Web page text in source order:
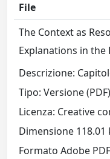
File
The Context as
Explanations in the
Descrizione:
Tipo: Versione
Licenza: Creative
Dimensione 118.01
Formato Adobe PDF